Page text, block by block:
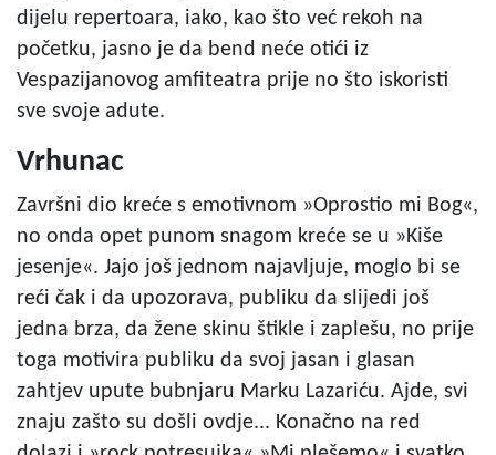
dijelu repertoara, iako, kao što već rekoh na
početku, jasno je da bend neće otići iz
Vespazijanovog amfiteatra prije no što iskoristi
sve svoje adute.
Vrhunac
Završni dio kreće s emotivnom »Oprostio mi Bog«,
no onda opet punom snagom kreće se u »Kiše
jesenje«. Jajo još jednom najavljuje, moglo bi se
reći čak i da upozorava, publiku da slijedi još
jedna brza, da žene skinu štikle i zaplešu, no prije
toga motivira publiku da svoj jasan i glasan
zahtjev upute bubnjaru Marku Lazariću. Ajde, svi
znaju zašto su došli ovdje... Konačno na red